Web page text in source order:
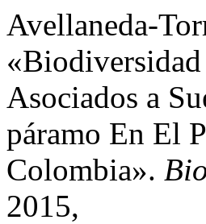
Avellaneda-
Asociados a
páramo En El
Colombia».
2015,